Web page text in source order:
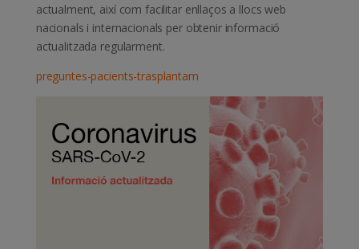
actualment, així com facilitar enllaços a llocs web
nacionals i internacionals per obtenir informació
actualitzada regularment.
preguntes-pacients-trasplantam